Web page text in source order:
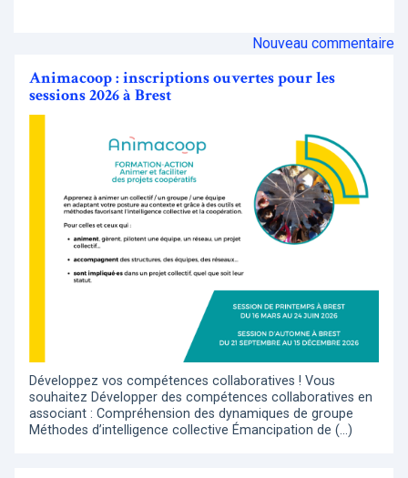
Nouveau commentaire
Animacoop : inscriptions ouvertes pour les
sessions 2026 à Brest
Développez vos compétences collaboratives ! Vous
souhaitez Développer des compétences collaboratives en
associant : Compréhension des dynamiques de groupe
Méthodes d’intelligence collective Émancipation de (…)